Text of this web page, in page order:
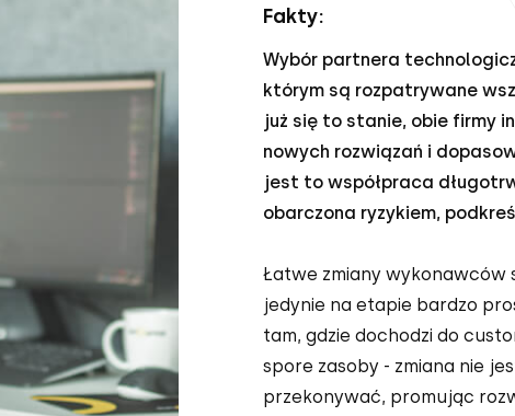
Fakty:
Wybór partnera
którym są rozpatrywane
już się to stanie, obie firmy
nowych rozwiązań i
jest to współpraca
obarczona ryzykiem,
Łatwe zmiany wykonawców
jedynie na etapie bardzo
tam, gdzie dochodzi do
spore zasoby - zmiana nie
przekonywać, promując